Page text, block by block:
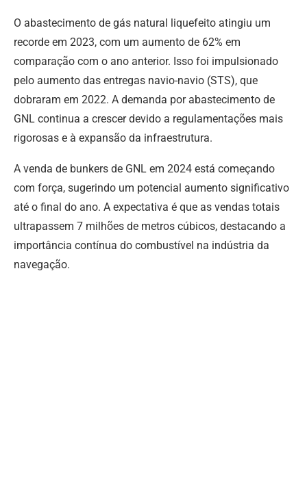
O abastecimento de gás natural liquefeito atingiu um
recorde em 2023, com um aumento de 62% em
comparação com o ano anterior. Isso foi impulsionado
pelo aumento das entregas navio-navio (STS), que
dobraram em 2022. A demanda por abastecimento de
GNL continua a crescer devido a regulamentações mais
rigorosas e à expansão da infraestrutura.
A venda de bunkers de GNL em 2024 está começando
com força, sugerindo um potencial aumento significativo
até o final do ano. A expectativa é que as vendas totais
ultrapassem 7 milhões de metros cúbicos, destacando a
importância contínua do combustível na indústria da
navegação.